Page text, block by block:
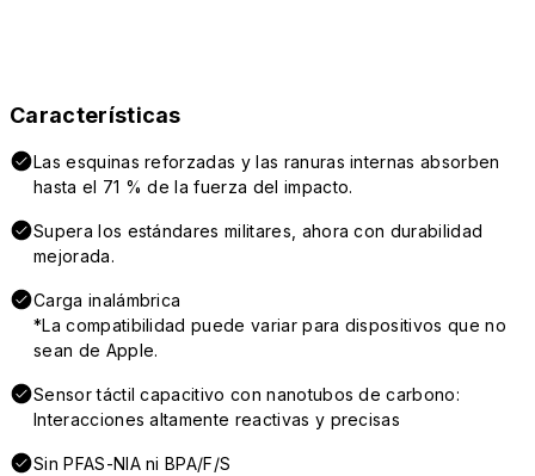
Características
Las esquinas reforzadas y las ranuras internas absorben
hasta el 71 % de la fuerza del impacto.
Supera los estándares militares, ahora con durabilidad
mejorada.
Carga inalámbrica
*La compatibilidad puede variar para dispositivos que no
sean de Apple.
Sensor táctil capacitivo con nanotubos de carbono:
Interacciones altamente reactivas y precisas
Sin PFAS-NIA ni BPA/F/S